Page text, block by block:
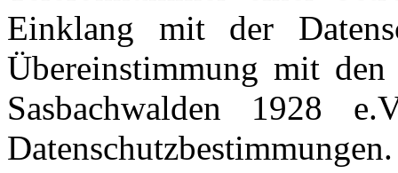
Einklang mit der
Übereinstimmung mit
Sasbachwalden 1928